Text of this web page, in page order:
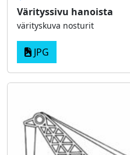
Värityssivu hanoista
värityskuva nosturit
JPG